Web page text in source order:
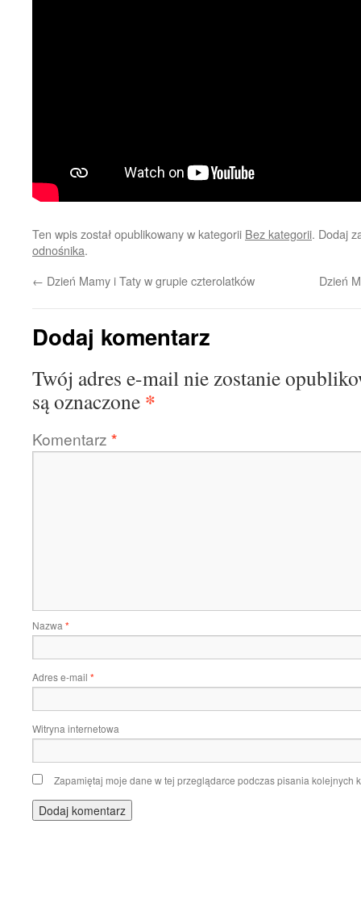
Ten wpis został opublikowany w kategorii Bez kategorii. Dodaj
odnośnika.
← Dzień Mamy i Taty w grupie czterolatków Dzień
Dodaj komentarz
Twój adres e-mail nie zostanie
są oznaczone *
Komentarz *
Nazwa *
Adres e-mail *
Witryna internetowa
Zapamiętaj moje dane w tej przeglądarce podczas pisania kolejnych